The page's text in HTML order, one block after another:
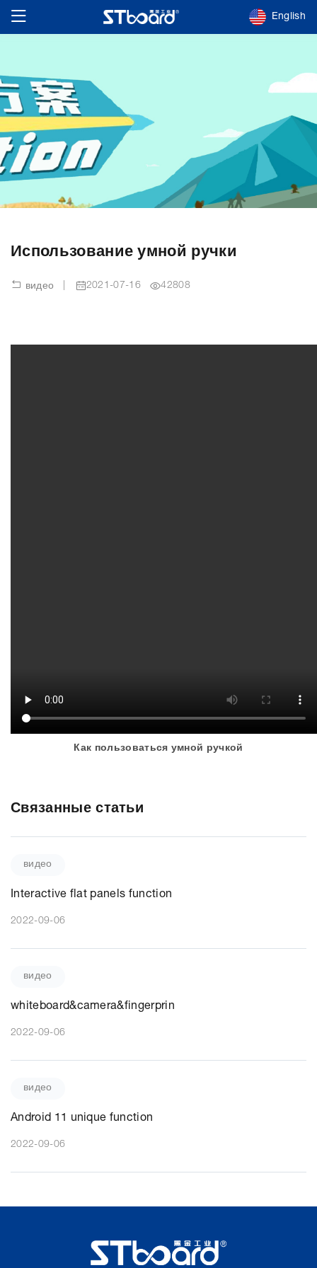
English
Использование умной ручки
видео 2021-07-16 42808
Как пользоваться умной ручкой
Связанные статьи
видео
Interactive flat panels function
2022-09-06
видео
whiteboard&camera&fingerprin
2022-09-06
видео
Android 11 unique function
2022-09-06